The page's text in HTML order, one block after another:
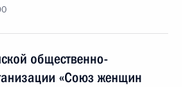
общественно-
«Союз женщин